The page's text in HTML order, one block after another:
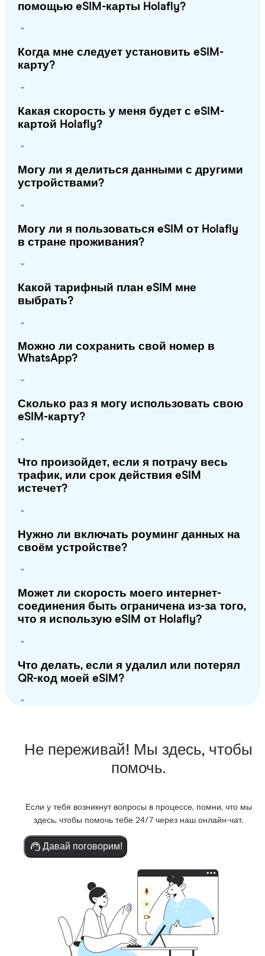
помощью eSIM-карты Holafly?
Когда мне следует установить eSIM-
карту?
Какая скорость у меня будет с eSIM-
картой Holafly?
Могу ли я делиться данными с другими
устройствами?
Могу ли я пользоваться eSIM от Holafly
в стране проживания?
Какой тарифный план eSIM мне
выбрать?
Можно ли сохранить свой номер в
WhatsApp?
Сколько раз я могу использовать свою
eSIM-карту?
Что произойдет, если я потрачу весь
трафик, или срок действия eSIM
истечет?
Нужно ли включать роуминг данных на
своём устройстве?
Может ли скорость моего интернет-
соединения быть ограничена из-за того,
что я использую eSIM от Holafly?
Что делать, если я удалил или потерял
QR-код моей eSIM?
Не переживай! Мы здесь, чтобы
помочь.
Если у тебя возникнут вопросы в процессе, помни, что мы
здесь, чтобы помочь тебе 24/7 через наш онлайн-чат.
Давай поговорим!